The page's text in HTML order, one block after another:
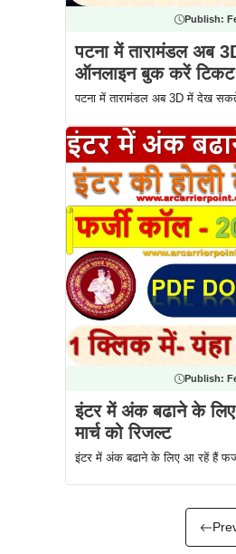
Publish:
पटना में तारामंडल अब
ऑनलाइन बुक करें टिकट
पटना में तारामंडल अब 3D में देख
Publish:
इंटर में अंक बढाने के
मार्च को रिजल्ट
इंटर में अंक बढाने के लिए आ रहें हैं